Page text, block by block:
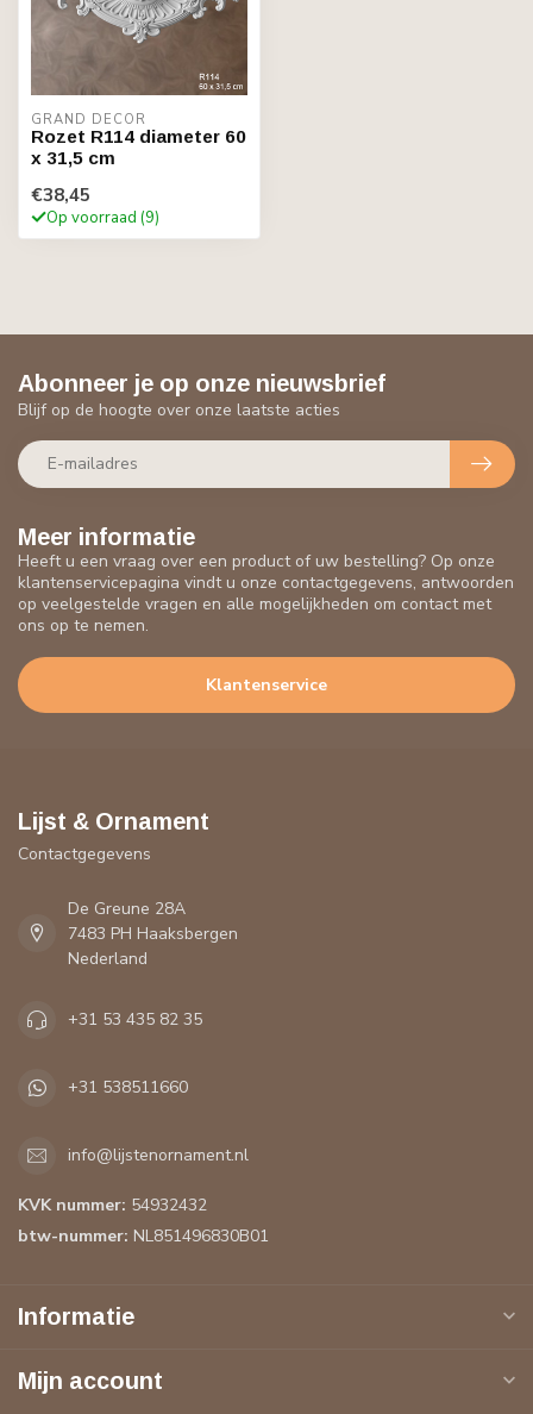
GRAND DECOR
Rozet R114 diameter 60
x 31,5 cm
€38,45
Op voorraad (9)
Meer informatie
Heeft u een vraag over een product of uw bestelling? Op onze
klantenservicepagina vindt u onze contactgegevens, antwoorden
op veelgestelde vragen en alle mogelijkheden om contact met
ons op te nemen.
Klantenservice
Abonneer je op onze nieuwsbrief
Blijf op de hoogte over onze laatste acties
Lijst & Ornament
Contactgegevens
De Greune 28A
7483 PH Haaksbergen
Nederland
+31 53 435 82 35
+31 538511660
info@lijstenornament.nl
KVK nummer: 54932432
btw-nummer: NL851496830B01
Informatie
Mijn account